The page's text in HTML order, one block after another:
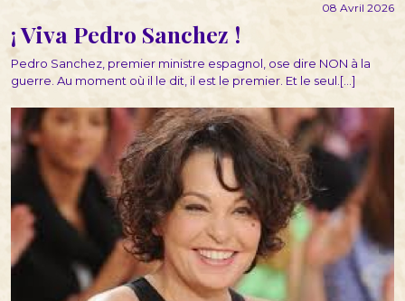
08 Avril 2026
¡ Viva Pedro Sanchez !
Pedro Sanchez, premier ministre espagnol, ose dire NON à la
guerre. Au moment où il le dit, il est le premier. Et le seul.[...]